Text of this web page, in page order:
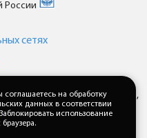
России
сетях
соглашениякаждый раз,
форме обратной связи на
на обработку
данных в соответствии
Заблокировать использование